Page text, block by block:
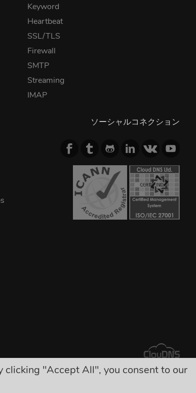
Keyword
Heartbeat
SSL/TLS
Firewall
SMTP
Streaming
IMAP
ソーシャルコネクション
ません！
clicking "Accept All", you consent to our